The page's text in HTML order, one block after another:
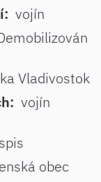
vojín
Vladivostok
vojín
obec